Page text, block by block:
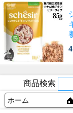
商品検索
ホーム